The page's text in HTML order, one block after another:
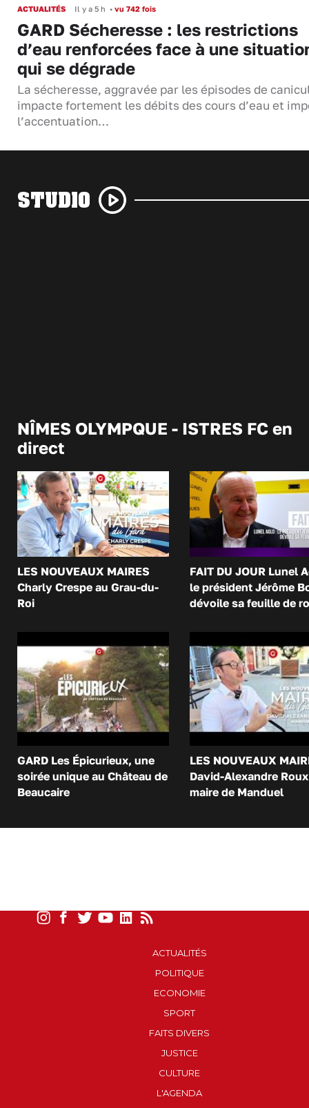
ACTUALITÉS Il y a 5 h • vu 742 fois
GARD Sécheresse : les restrictions
d’eau renforcées face à une
qui se dégrade
La sécheresse, aggravée par les épisodes de
impacte fortement les débits des cours d’eau et
l’accentuation…
STUDIO
NÎMES OLYMPQUE - ISTRES FC en
direct
LES NOUVEAUX MAIRES
Charly Crespe au Grau-du-
Roi
FAIT DU JOUR Lunel
le président Jérôme
dévoile sa feuille de
GARD Les Épicurieux, une
soirée unique au Château de
Beaucaire
LES NOUVEAUX
David-Alexandre
maire de Manduel
ACTUALITÉS
POLITIQUE
ECONOMIE
SPORT
FAITS DIVERS
JUSTICE
CULTURE
L'AGENDA